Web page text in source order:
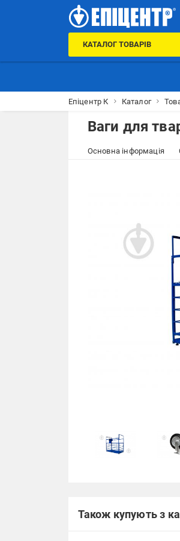
КАТАЛОГ ТОВАРІВ
Епіцентр К Каталог
Ваги для
Основна інформація
Також купують з